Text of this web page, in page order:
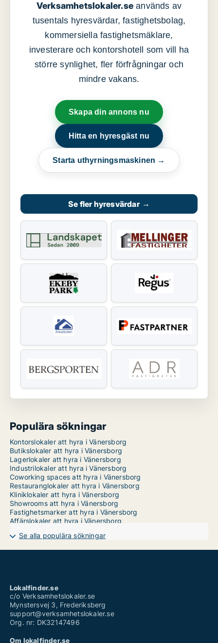
Verksamhetslokaler.se används av
tusentals hyresvärdar, fastighetsbolag,
kommersiella fastighetsmäklare,
investerare och kontorshotell som vill ha
större synlighet, fler förfrågningar och
mindre vakans.
Skapa din annons nu
Hitta en hyresgäst nu
Starta uthyrningsmaskinen →
Se fler hyresvärdar →
Populära sökningar
Kontorslokaler att hyra i Vänersborg
Butikslokaler att hyra i Vänersborg
Lagerlokaler att hyra i Vänersborg
Industrilokaler att hyra i Vänersborg
Coworking spaces att hyra i Vänersborg
Restauranglokaler att hyra i Vänersborg
Kliniklokaler att hyra i Vänersborg
Showrooms att hyra i Vänersborg
Fastighetsmarker att hyra i Vänersborg
Affärslokaler att hyra i Vänersborg
Se alla populära sökningar
Lokalfinder.se
c/o Verksamhetslokaler.se
Mynstersvej 3, Frederiksberg
support@verksamhetslokaler.se
Org. nr: DK32147496
Om lokalfinder.se